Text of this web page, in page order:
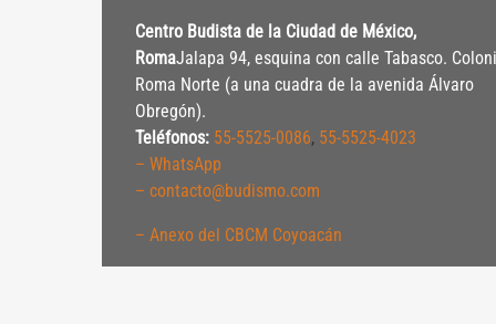
Centro Budista de la Ciudad de México,
RomaJalapa 94, esquina con calle Tabasco.
Roma Norte (a una cuadra de la avenida Álvaro
Obregón).
Teléfonos: 55-5525-0086, 55-5525-4023
– WhatsApp
– contacto@budismo.com
– Anexo del CBCM Coyoacán